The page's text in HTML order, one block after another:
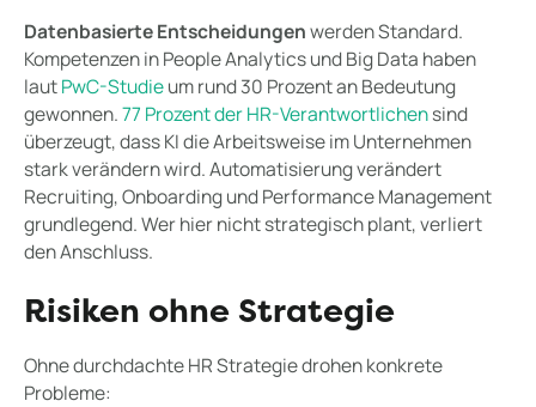
Datenbasierte Entscheidungenwerden Standard.
Kompetenzen in People Analytics und Big Data haben
lautPwC-Studieum rund 30 Prozent an Bedeutung
gewonnen.77 Prozent der HR-Verantwortlichensind
überzeugt, dass KI die Arbeitsweise im Unternehmen
stark verändern wird. Automatisierung verändert
Recruiting, Onboarding und Performance Management
grundlegend. Wer hier nicht strategisch plant, verliert
den Anschluss.
Risiken ohne Strategie
Ohne durchdachte HR Strategie drohen konkrete
Probleme: